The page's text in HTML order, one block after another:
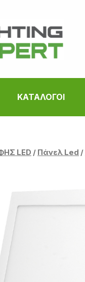
ΚΑΤΑΛΟΓΟΙ
LED / Πάνελ Led /